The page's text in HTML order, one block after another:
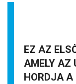
EZ AZ
AMELY AZ
HORDJA A